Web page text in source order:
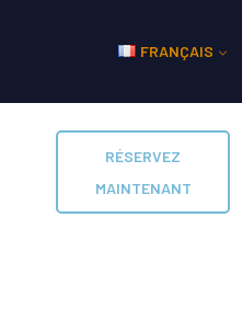
FRANÇAIS
RÉSERVEZ
MAINTENANT